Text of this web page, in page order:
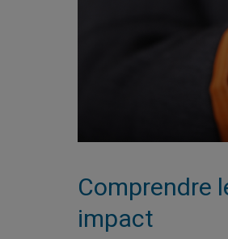
Comprendre
impact